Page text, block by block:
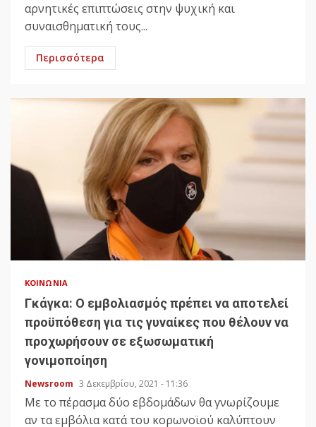
αρνητικές επιπτώσεις στην ψυχική και
συναισθηματική τους...
Περισσότερα
ΚΟΙΝΩΝΊΑ
Γκάγκα: Ο εμβολιασμός πρέπει να αποτελεί
προϋπόθεση για τις γυναίκες που θέλουν να
προχωρήσουν σε εξωσωματική
γονιμοποίηση
Newsroom 3 Δεκεμβρίου, 2021 - 11:36
Με το πέρασμα δύο εβδομάδων θα γνωρίζουμε
αν τα εμβόλια κατά του κορωνοϊού καλύπτουν